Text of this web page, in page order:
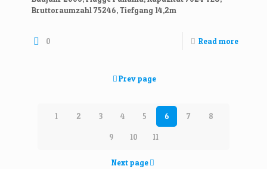
Bruttoraumzahl 75246, Tiefgang 14,2m
0 Read more
Prev page
1 2 3 4 5 6 7 8
9 10 11
Next page